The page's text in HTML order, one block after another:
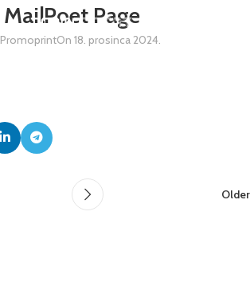
MailPoet Page
PromoprintOn 18. prosinca 2024.
Older